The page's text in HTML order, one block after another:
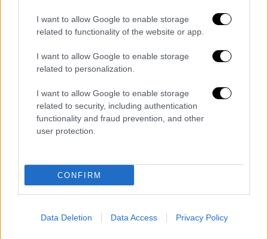
I want to allow Google to enable storage
related to functionality of the website or app.
I want to allow Google to enable storage
related to personalization.
I want to allow Google to enable storage
related to security, including authentication
functionality and fraud prevention, and other
user protection.
CONFIRM
Data Deletion Data Access Privacy Policy
Το... θρίλερ συνεχίστηκε όμως καθώς στο
αποβολήςτουΠαουλίνιομε δεύτερη κίτρινη
κάρτα. Δέκα λεπτά αργότερα ωστόσο η
αποβλήθηκε και ο Κολόμπο λόγω ανατροπής